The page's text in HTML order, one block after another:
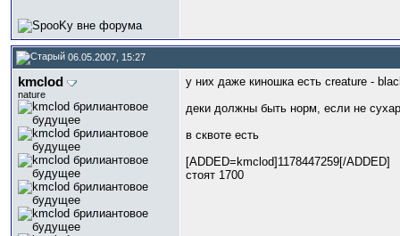
06.05.2007, 15:27
kmclod
nature
у них даже киношка есть creature -
деки должны быть норм, если не
в сквоте есть
[ADDED=kmclod]1178447259[/ADDED]
стоят 1700